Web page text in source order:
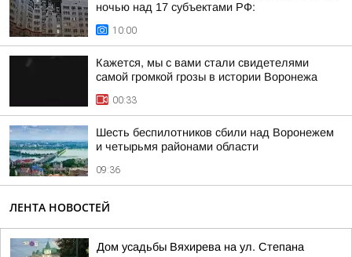
ночью над 17 субъектами РФ:
10:00
Кажется, мы с вами стали свидетелями
самой громкой грозы в истории Воронежа
00:33
Шесть беспилотников сбили над Воронежем
и четырьмя районами области
09:36
ЛЕНТА НОВОСТЕЙ
Дом усадьбы Вяхирева на ул. Степана